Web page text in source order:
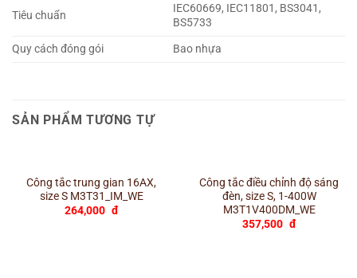
Tiêu chuẩn
IEC60669, IEC11801, BS3041,
BS5733
Quy cách đóng gói
Bao nhựa
SẢN PHẨM TƯƠNG TỰ
Công tắc trung gian 16AX,
size S M3T31_IM_WE
264,000 đ
Công tắc điều chỉnh độ sáng
đèn, size S, 1-400W
M3T1V400DM_WE
357,500 đ